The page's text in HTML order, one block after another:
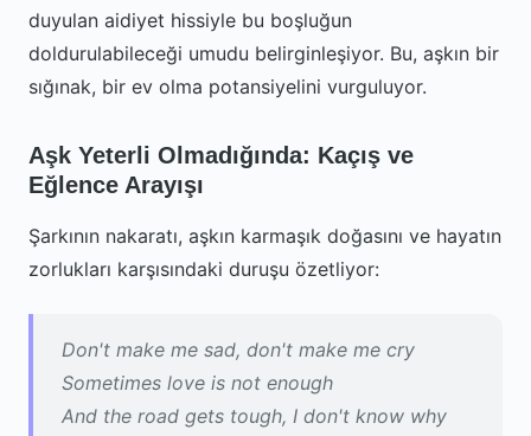
duyulan aidiyet hissiyle bu boşluğun
doldurulabileceği umudu belirginleşiyor. Bu, aşkın bir
sığınak, bir ev olma potansiyelini vurguluyor.
Aşk Yeterli Olmadığında: Kaçış ve
Eğlence Arayışı
Şarkının nakaratı, aşkın karmaşık doğasını ve hayatın
zorlukları karşısındaki duruşu özetliyor:
Don't make me sad, don't make me cry
Sometimes love is not enough
And the road gets tough, I don't know why